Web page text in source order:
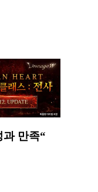
만족“